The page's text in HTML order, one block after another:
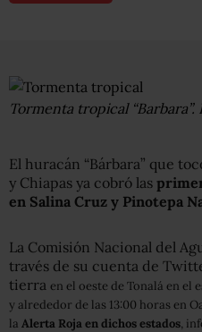
Tormenta tropical “Barbara”.
El huracán “Bárbara” que
y Chiapas ya cobró las
en Salina Cruz y Pinotepa
La Comisión Nacional del
través de su cuenta de
tierra en el oeste de Tonalá en el
y alrededor de las 13:00 horas en
la Alerta Roja en dichos estados,